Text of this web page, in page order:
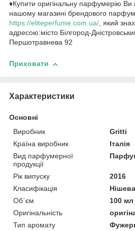
♦Купити оригінальну парфумерію
нашому магазині брендового
https://eliteperfume.com.ua/, який
адресою:місто Білгород-
Першотравнева 92
Приховати
Характеристики
Основні
Виробник
Gritti
Країна виробник
Італія
Вид парфумерної
продукції
Рік випуску
2016
Класифікація
Нішева
Об`єм
100 мл
Оригінальність
Тип аромату